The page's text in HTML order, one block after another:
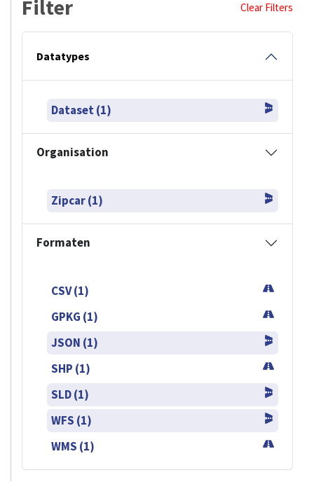
Filter Clear Filters
Datatypes
Dataset (1)
Organisation
Zipcar (1)
Formaten
CSV (1)
GPKG (1)
JSON (1)
SHP (1)
SLD (1)
WFS (1)
WMS (1)